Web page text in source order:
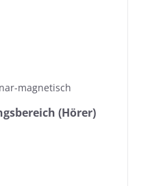
magnetisch
(Hörer)